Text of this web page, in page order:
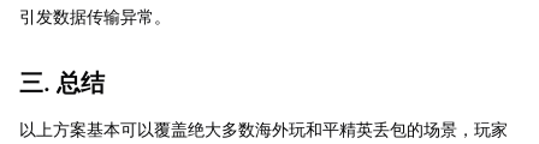
引发数据传输异常。
三. 总结
以上方案基本可以覆盖绝大多数海外玩和平精英丢包的场景，玩家